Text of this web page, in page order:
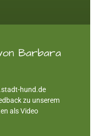
Barbara
hund.de
zu unserem
als Video